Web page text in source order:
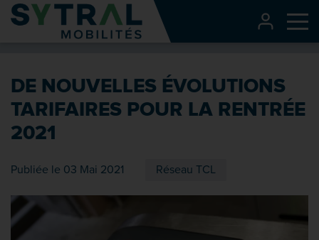
Contenu
Entête de page
Recherche
Pied de page
DE NOUVELLES ÉVOLUTIONS
TARIFAIRES POUR LA RENTRÉE
2021
Publiée le 03 Mai 2021 Réseau TCL